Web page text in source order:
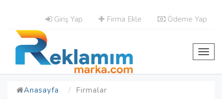
Giriş Yap Firma Ekle Ödeme Yap
Anasayfa Firmalar